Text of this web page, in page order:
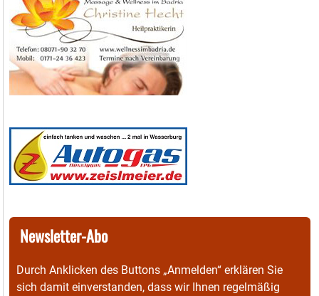
Newsletter-Abo
Durch Anklicken des Buttons „Anmelden“ erklären Sie
sich damit einverstanden, dass wir Ihnen regelmäßig